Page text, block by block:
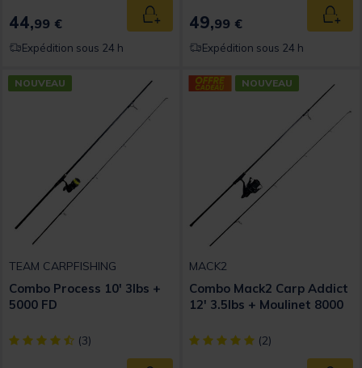
44,99 € Ajouter au panier
Expédition sous 24 h
49,99 €
Expédition sous 24 h
NOUVEAU
TEAM CARPFISHING
Combo Process 10' 3lbs +
5000 FD
[object Object] out of 5 Customer Rating
(3)
NOUVEAU
MACK2
Combo Mack2 Carp Addict
12' 3.5lbs + Moulinet 8000
[object Object] out of 5
(2)